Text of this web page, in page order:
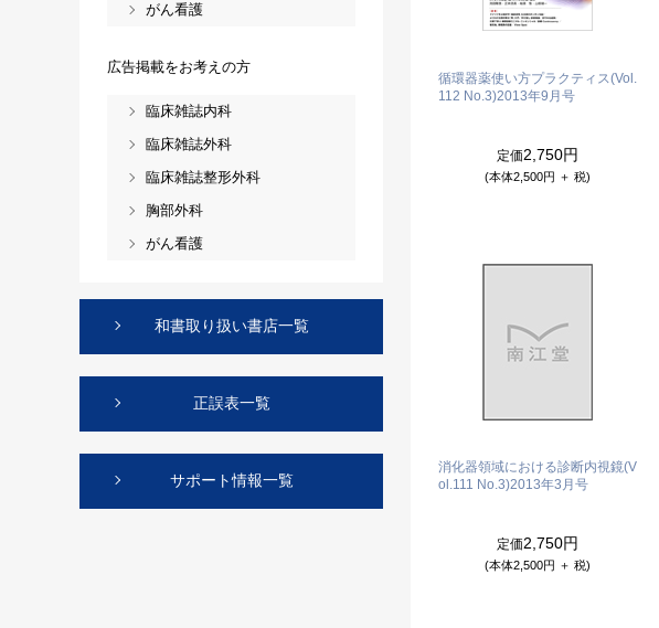
循環器薬使い方プラクティス(Vol.
112 No.3)2013年9月号
定価2,750円
(本体2,500円 ＋ 税)
消化器領域における診断内視鏡(V
ol.111 No.3)2013年3月号
定価2,750円
(本体2,500円 ＋ 税)
がん看護
広告掲載をお考えの方
臨床雑誌内科
臨床雑誌外科
臨床雑誌整形外科
胸部外科
がん看護
和書取り扱い書店一覧
正誤表一覧
サポート情報一覧